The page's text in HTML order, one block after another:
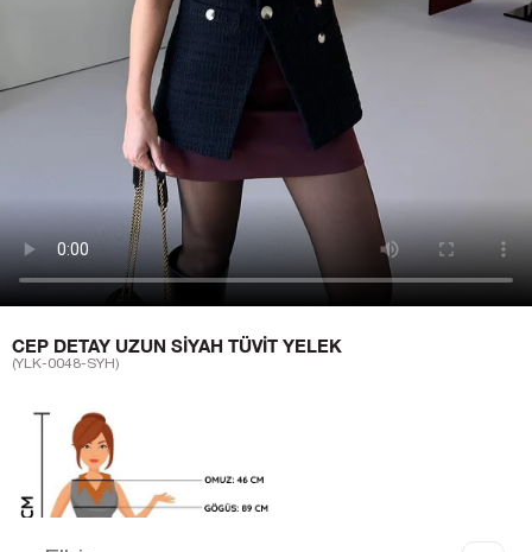
CEP DETAY UZUN SIYAH TÜVIT YELEK
(YLK-0048-SYH)